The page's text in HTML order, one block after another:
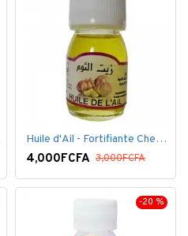
Huile d'Ail - Fortifiante Cheveux
4,000FCFA 3,000FCFA
-20 %